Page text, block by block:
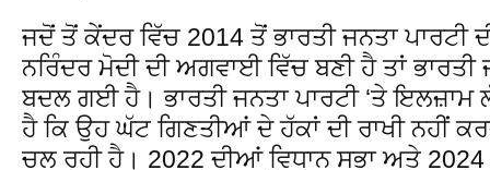
ਜਦੋਂ ਤੋਂ ਕੇਂਦਰ ਵਿੱਚ 2014 ਤੋਂ ਭਾਰਤੀ ਜਨਤਾ ਪਾਰਟੀ
ਨਰਿੰਦਰ ਮੋਦੀ ਦੀ ਅਗਵਾਈ ਵਿੱਚ ਬਣੀ ਹੈ ਤਾਂ ਭਾਰਤੀ
ਬਦਲ ਗਈ ਹੈ। ਭਾਰਤੀ ਜਨਤਾ ਪਾਰਟੀ ‘ਤੇ ਇਲਜ਼ਾਮ
ਹੈ ਕਿ ਉਹ ਘੱਟ ਗਿਣਤੀਆਂ ਦੇ ਹੱਕਾਂ ਦੀ ਰਾਖੀ ਨਹੀਂ
ਚਲ ਰਹੀ ਹੈ। 2022 ਦੀਆਂ ਵਿਧਾਨ ਸਭਾ ਅਤੇ